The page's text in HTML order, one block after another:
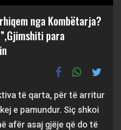
nga Kombëtarja?
para
të qarta, për të arritur
e pamundur. Siç shkoi
afër asaj gjëje që do të